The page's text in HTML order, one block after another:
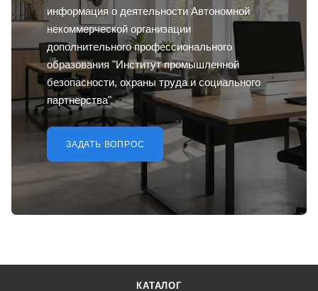
информация о деятельности Автономной
некоммерческой организации
дополнительного профессионального
образования "Институт промышленной
безопасности, охраны труда и социального
партнерства"
ЗАДАТЬ ВОПРОС
КАТАЛОГ